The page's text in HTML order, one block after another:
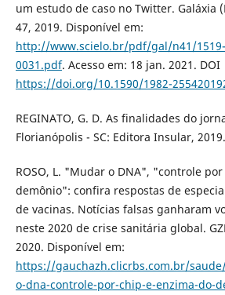
um estudo de caso no Twitter. Galáxia
47, 2019. Disponível em:
http://www.scielo.br/pdf/gal/n41/1519-
0031.pdf. Acesso em: 18 jan. 2021. DOI
https://doi.org/10.1590/1982-
REGINATO, G. D. As finalidades do
Florianópolis - SC: Editora Insular, 2019.
ROSO, L. "Mudar o DNA", "controle
demônio": confira respostas de
de vacinas. Notícias falsas ganharam
neste 2020 de crise sanitária global.
2020. Disponível em:
https://gauchazh.clicrbs.com.br/
o-dna-controle-por-chip-e-enzima-do-